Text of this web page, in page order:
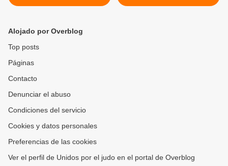
edad escolar 2018
"Trofeo Comunidad de
Alojado por Overblog
Top posts
Páginas
Contacto
Denunciar el abuso
Condiciones del servicio
Cookies y datos personales
Preferencias de las cookies
Ver el perfil de Unidos por el judo en el portal de Overblog